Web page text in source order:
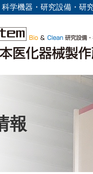
科学機器・研究設備・研
報